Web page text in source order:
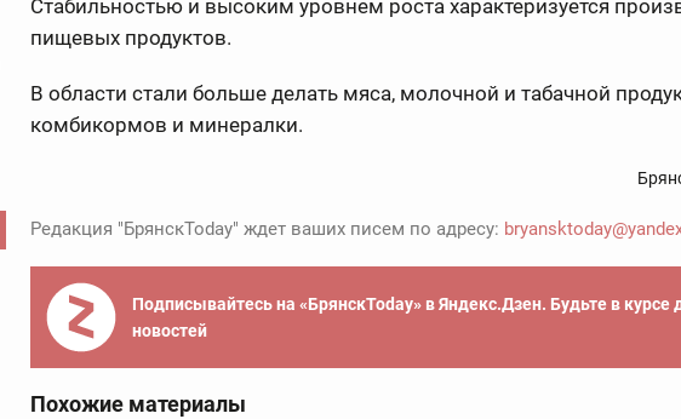
Стабильностью и высоким уровнем роста характеризуется
пищевых продуктов.
В области стали больше делать мяса, молочной и табачной
комбикормов и минералки.
Редакция "БрянскToday" ждет ваших писем по адресу:
Подписывайтесь на «БрянскToday» в Яндекс.Дзен. Будьте в курсе
новостей
Похожие материалы